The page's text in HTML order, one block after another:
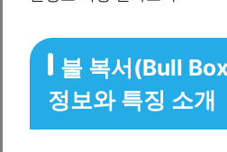
불 복서(Bull
정보와 특징 소개